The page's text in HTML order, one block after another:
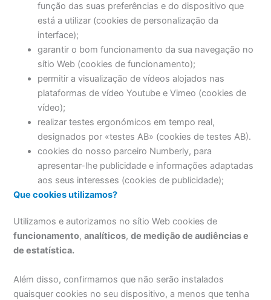
função das suas preferências e do dispositivo que
está a utilizar (cookies de personalização da
interface);
garantir o bom funcionamento da sua navegação no
sítio Web (cookies de funcionamento);
permitir a visualização de vídeos alojados nas
plataformas de vídeo Youtube e Vimeo (cookies de
vídeo);
realizar testes ergonómicos em tempo real,
designados por «testes AB» (cookies de testes AB).
cookies do nosso parceiro Numberly, para
apresentar-lhe publicidade e informações adaptadas
aos seus interesses (cookies de publicidade);
Que cookies utilizamos?
Utilizamos e autorizamos no sítio Web cookies de
funcionamento,analíticos,de medição de audiências e
de estatística.
Além disso, confirmamos que não serão instalados
quaisquer cookies no seu dispositivo, a menos que tenha